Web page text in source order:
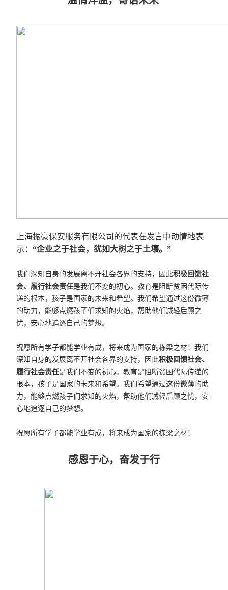
上海振豪保安服务有限公司的代表在发言中动情地表
示：“企业之于社会，犹如大树之于土壤。”
我们深知自身的发展离不开社会各界的支持，因此积极回馈社
会、履行社会责任是我们不变的初心。教育是阻断贫困代际传
递的根本，孩子是国家的未来和希望。我们希望通过这份微薄
的助力，能够点燃孩子们求知的火焰，帮助他们减轻后顾之
忧，安心地追逐自己的梦想。
祝愿所有学子都能学业有成，将来成为国家的栋梁之材！我们
深知自身的发展离不开社会各界的支持，因此积极回馈社会、
履行社会责任是我们不变的初心。教育是阻断贫困代际传递的
根本，孩子是国家的未来和希望。我们希望通过这份微薄的助
力，能够点燃孩子们求知的火焰，帮助他们减轻后顾之忧，安
心地追逐自己的梦想。
祝愿所有学子都能学业有成，将来成为国家的栋梁之材！
感恩于心，奋发于行